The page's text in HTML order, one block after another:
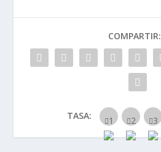
COMPARTIR:
TASA: